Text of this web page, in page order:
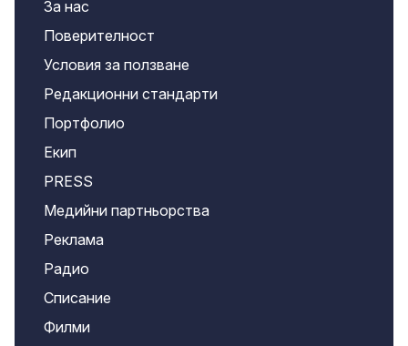
За нас
Поверителност
Условия за ползване
Редакционни стандарти
Портфолио
Екип
PRESS
Медийни партньорства
Реклама
Радио
Списание
Филми